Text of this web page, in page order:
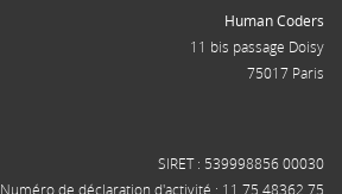
Human Coders
11 bis passage Doisy
75017 Paris
SIRET : 539998856 00030
Numéro de déclaration d'activité : 11 75 48362 75